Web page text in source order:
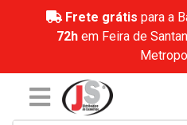
Frete grátis para a
72hem Feira de